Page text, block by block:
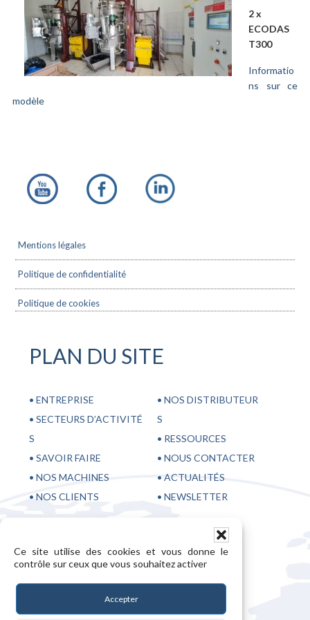
Ce site utilise des cookies et vous donne le
contrôle sur ceux que vous souhaitez activer
Accepter
2 x
ECODAS
T300
Informatio
ns sur ce
modèle
Mentions légales
Politique de confidentialité
Politique de cookies
PLAN DU SITE
• ENTREPRISE
• SECTEURS D’ACTIVITÉ
S
• SAVOIR FAIRE
• NOS MACHINES
• NOS CLIENTS
• NOS DISTRIBUTEUR
S
• RESSOURCES
• NOUS CONTACTER
• ACTUALITÉS
• NEWSLETTER
28, rue Sébastopol 59100 Roubaix – France
+33 3 20 70 98 65
+33 3 20 36 28 05